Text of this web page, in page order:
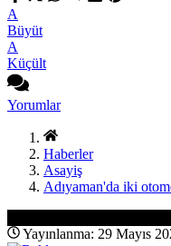
A
Büyüt
A
Küçült
Yorumlar
Haberler
Asayiş
Adıyaman'da iki
Yayınlanma: 29 Mayıs